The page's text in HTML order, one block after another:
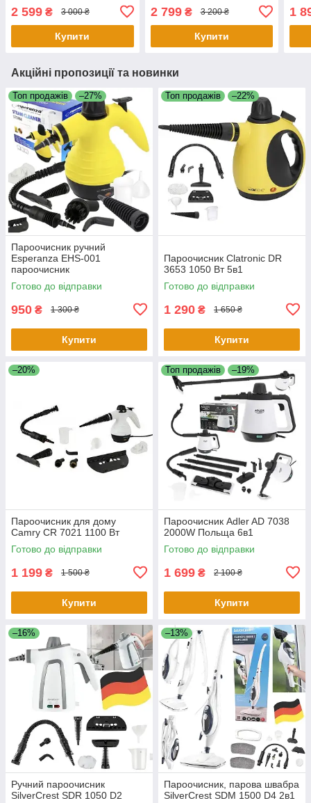
2 599 ₴ 3 000 ₴
Купити
2 799₴ 3 200 ₴
Купити
1
Акційні пропозиції та новинки
Топ продажів –27%
Пароочисник ручний
Esperanza EHS-001
пароочисник
Готово до відправки
950 ₴ 1 300 ₴
Купити
Топ продажів –22%
Пароочисник Clatronic DR
3653 1050 Вт 5в1
Готово до відправки
1 290 ₴ 1 650 ₴
Купити
–20%
Пароочисник для дому
Camry CR 7021 1100 Вт
Готово до відправки
1 199 ₴ 1 500 ₴
Купити
Топ продажів –19%
Пароочисник Adler AD 7038
2000W Польща 6в1
Готово до відправки
1 699 ₴ 2 100 ₴
Купити
–16%
Ручний пароочисник
SilverCrest SDR 1050 D2
–13%
Пароочисник, парова швабра
SilverCrest SDM 1500 D4 2в1